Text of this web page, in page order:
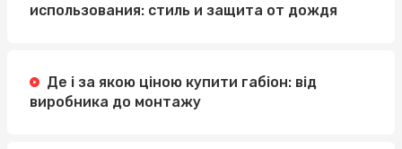
использования: стиль и защита от дождя
Де і за якою ціною купити габіон: від
виробника до монтажу